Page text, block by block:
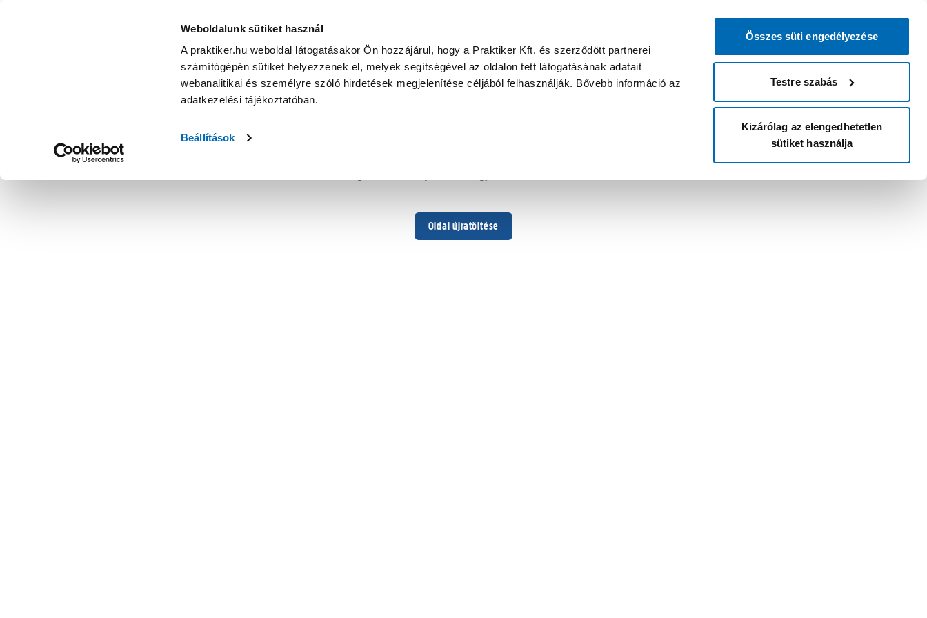
Weboldalunk sütiket használ
A praktiker.hu weboldal látogatásakor Ön hozzájárul, hogy a Praktiker Kft. és szerződött partnerei
számítógépén sütiket helyezzenek el, melyek segítségével az oldalon tett látogatásának adatait
webanalitikai és személyre szóló hirdetések megjelenítése céljából felhasználják. Bővebb információ az
adatkezelési tájékoztatóban.
Beállítások
Összes süti engedélyezése
Testre szabás
Kizárólag az elengedhetetlen
sütiket használja
Oldal újratöltése